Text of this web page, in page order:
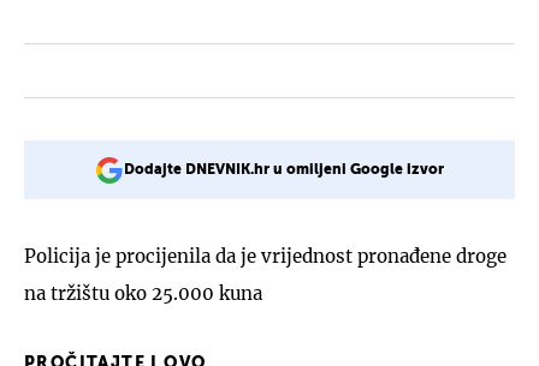
Dodajte DNEVNIK.hr u omiljeni Google izvor
Policija je procijenila da je vrijednost pronađene droge
na tržištu oko 25.000 kuna